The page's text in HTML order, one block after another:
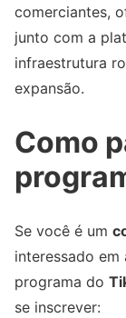
comerciantes,
junto com a
infraestrutura
expansão.
Como
Se você é um
interessado
programa do
se inscrever: